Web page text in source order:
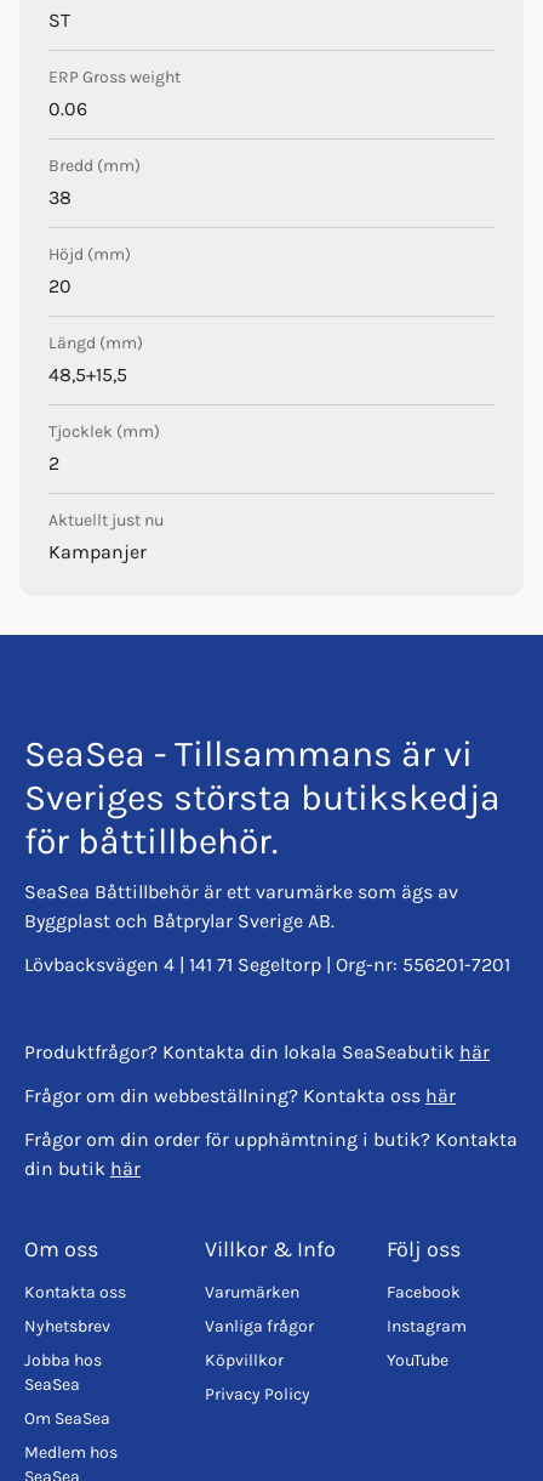
ST
ERP Gross weight
0.06
Bredd (mm)
38
Höjd (mm)
20
Längd (mm)
48,5+15,5
Tjocklek (mm)
2
Aktuellt just nu
Kampanjer
SeaSea - Tillsammans är vi
Sveriges största butikskedja
för båttillbehör.
SeaSea Båttillbehör är ett varumärke som ägs av
Byggplast och Båtprylar Sverige AB.
Lövbacksvägen 4 | 141 71 Segeltorp | Org-nr: 556201-7201
Produktfrågor? Kontakta din lokala SeaSeabutik här
Frågor om din webbeställning? Kontakta oss här
Frågor om din order för upphämtning i butik? Kontakta
din butik här
Om oss
Kontakta oss
Nyhetsbrev
Jobba hos
SeaSea
Om SeaSea
Medlem hos
SeaSea
Villkor & Info
Varumärken
Vanliga frågor
Köpvillkor
Privacy Policy
Följ oss
Facebook
Instagram
YouTube